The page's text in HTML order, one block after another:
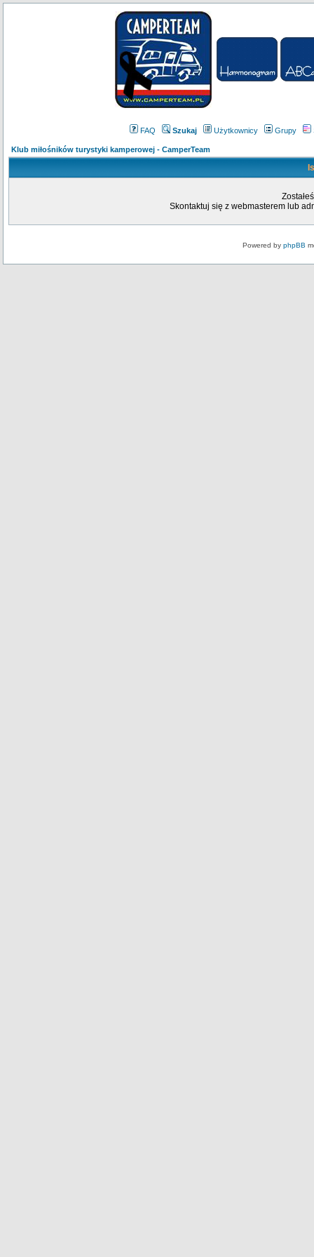
FAQ Szukaj Użytkownicy Grupy
Klub miłośników turystyki kamperowej - CamperTeam
Skontaktuj się z webmasterem lub
Powered by phpBB